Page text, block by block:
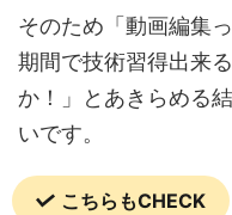
そのため「動画編集
期間で技術習得出来
か！」とあきらめる
いです。
こちらもCHECK